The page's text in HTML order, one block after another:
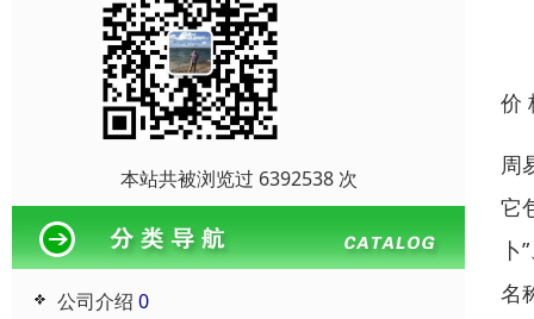
本站共被浏览过 6392538 次
公司介绍 0
价
周
它
名